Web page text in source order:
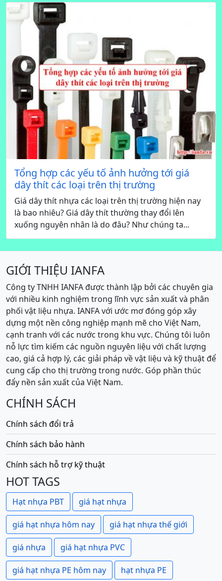
Tổng hợp các yếu tố ảnh hưởng tới giá
dây thít các loại trên thị trường
Giá dây thít nhựa các loại trên thị trường hiện nay
là bao nhiêu? Giá dây thít thường thay đổi lên
xuống nguyên nhân là do đâu? Như chúng ta...
GIỚI THIỆU IANFA
Công ty TNHH IANFA được thành lập bởi các chuyên gia
với nhiều kinh nghiệm trong lĩnh vực sản xuất và phân
phối vật liệu nhựa. IANFA với ước mơ đóng góp xây
dựng một nền công nghiệp mạnh mẽ cho Việt Nam,
cạnh tranh với các nước trong khu vực. Chúng tôi luôn
nỗ lực tìm kiếm các nguồn nguyên liệu với chất lượng
cao, giá cả hợp lý, các giải pháp về vật liệu và kỹ thuật để
cung cấp cho thị trường trong nước. Góp phần thúc
đẩy nền sản xuất của Việt Nam.
CHÍNH SÁCH
Chính sách đổi trả
Chính sách bảo hành
Chính sách hỗ trợ kỹ thuật
HOT TAGS
Hạt nhựa PBT giá hạt nhựa
giá hạt nhựa hôm nay giá hạt nhựa thế giới
giá nhựa giá hạt nhựa PVC
giá hạt nhựa PE hôm nay hạt nhựa PE